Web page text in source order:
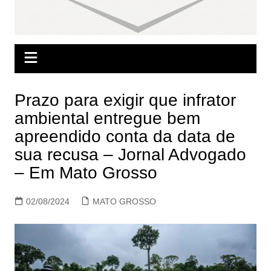
Prazo para exigir que infrator
ambiental entregue bem
apreendido conta da data de
sua recusa – Jornal Advogado
– Em Mato Grosso
02/08/2024 MATO GROSSO